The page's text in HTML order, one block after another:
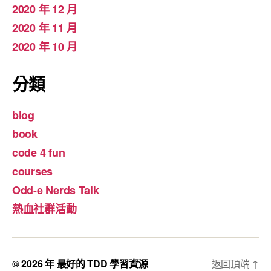
2020 年 12 月
2020 年 11 月
2020 年 10 月
分類
blog
book
code 4 fun
courses
Odd-e Nerds Talk
熱血社群活動
© 2026 年 最好的 TDD 學習資源 返回頂端 ↑